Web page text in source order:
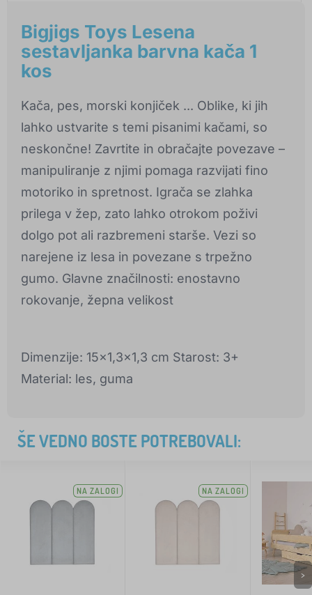
Bigjigs Toys Lesena
sestavljanka barvna kača 1
kos
Kača, pes, morski konjiček ... Oblike, ki jih
lahko ustvarite s temi pisanimi kačami, so
neskončne! Zavrtite in obračajte povezave –
manipuliranje z njimi pomaga razvijati fino
motoriko in spretnost. Igrača se zlahka
prilega v žep, zato lahko otrokom poživi
dolgo pot ali razbremeni starše. Vezi so
narejene iz lesa in povezane s trpežno
gumo. Glavne značilnosti: enostavno
rokovanje, žepna velikost
Dimenzije: 15x1,3x1,3 cm Starost: 3+
Material: les, guma
ŠE VEDNO BOSTE POTREBOVALI:
NA ZALOGI NA ZALOGI
>